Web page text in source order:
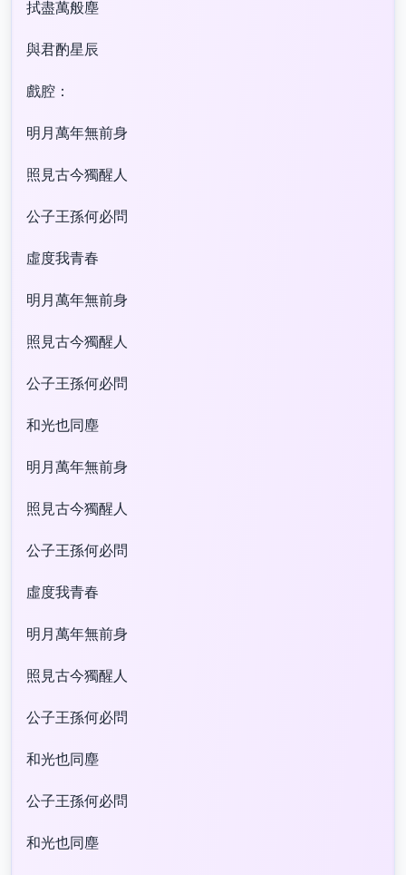
拭盡萬般塵
與君酌星辰
戲腔：
明月萬年無前身
照見古今獨醒人
公子王孫何必問
虛度我青春
明月萬年無前身
照見古今獨醒人
公子王孫何必問
和光也同塵
明月萬年無前身
照見古今獨醒人
公子王孫何必問
虛度我青春
明月萬年無前身
照見古今獨醒人
公子王孫何必問
和光也同塵
公子王孫何必問
和光也同塵